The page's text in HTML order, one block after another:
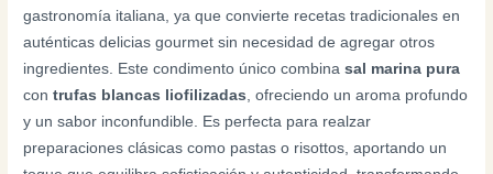
gastronomía italiana, ya que convierte recetas tradicionales en
auténticas delicias gourmet sin necesidad de agregar otros
ingredientes. Este condimento único combinasal marina pura
contrufas blancas liofilizadas, ofreciendo un aroma profundo
y un sabor inconfundible. Es perfecta para realzar
preparaciones clásicas como pastas o risottos, aportando un